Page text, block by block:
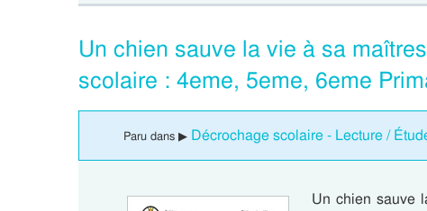
Un chien sauve la vie à sa
scolaire : 4eme, 5eme, 6eme
Paru dans ▶ Décrochage scolaire - Lecture /
Un chien sauve